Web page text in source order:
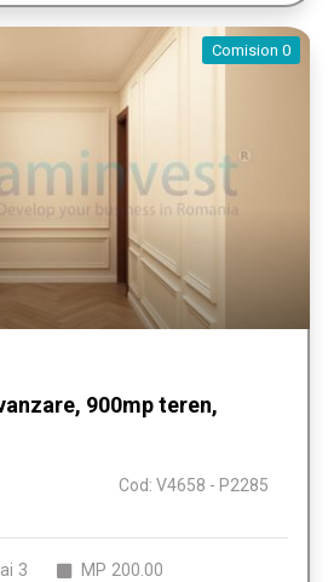
Comision 0
900mp teren,
Cod: V4658 - P2285
3 MP 200.00